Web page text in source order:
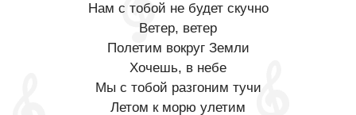
Нам с тобой не будет скучно
Ветер, ветер
Полетим вокруг Земли
Хочешь, в небе
Мы с тобой разгоним тучи
Летом к морю улетим